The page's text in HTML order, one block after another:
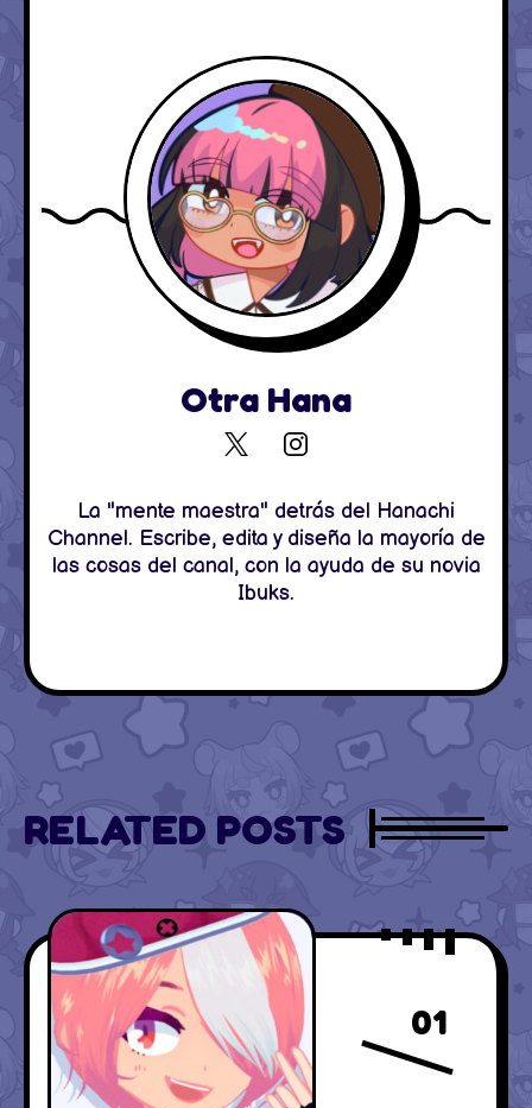
Otra Hana
La "mente maestra" detrás del Hanachi
Channel. Escribe, edita y diseña la mayoría de
las cosas del canal, con la ayuda de su novia
Ibuks.
RELATED POSTS
01